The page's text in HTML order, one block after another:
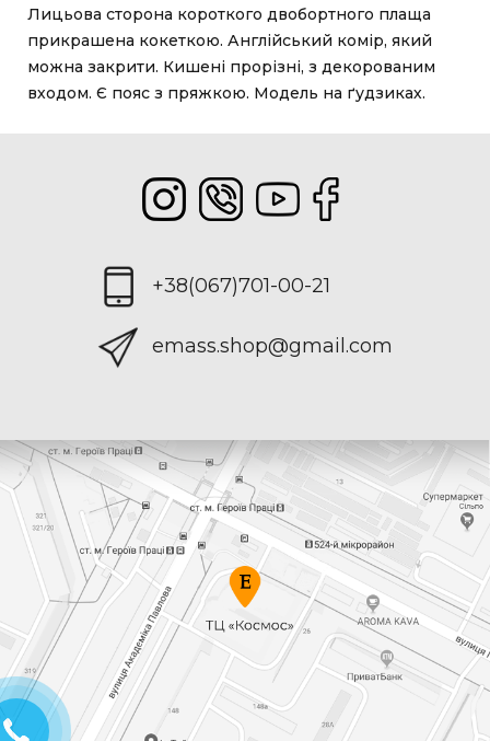
Лицьова сторона короткого двобортного плаща
прикрашена кокеткою. Англійський комір, який
можна закрити. Кишені прорізні, з декорованим
входом. Є пояс з пряжкою. Модель на ґудзиках.
+38(067)701-00-21
emass.shop@gmail.com